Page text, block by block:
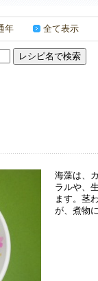
年 全て表示
海藻は、
ラルや、
ます。茎
が、煮物